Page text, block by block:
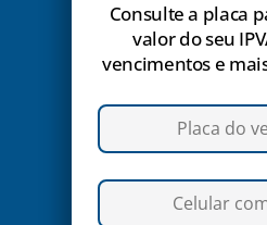
Consulte a placa
valor do seu
vencimentos e